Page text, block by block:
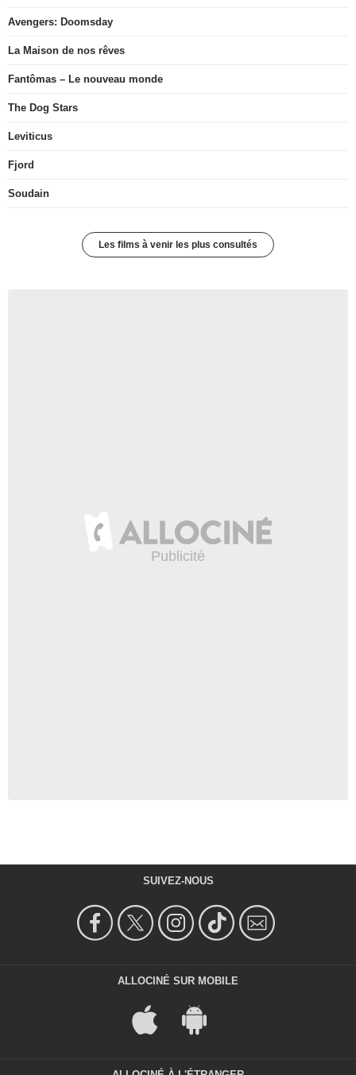
Avengers: Doomsday
La Maison de nos rêves
Fantômas – Le nouveau monde
The Dog Stars
Leviticus
Fjord
Soudain
Les films à venir les plus consultés
SUIVEZ-NOUS
ALLOCINÉ SUR MOBILE